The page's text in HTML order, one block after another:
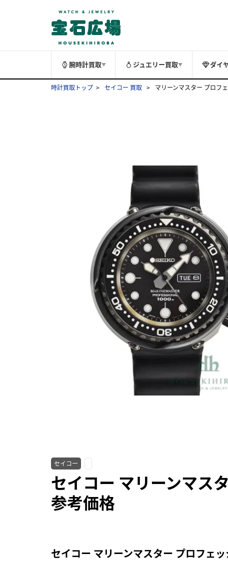
腕時計買取▼ ジュエリー買取▼ ダイ
時計買取トップ セイコー 買取 マリーンマスター プロフ
セイコー
セイコー マリーンマス
参考価格
セイコー マリーンマスター プロフェ